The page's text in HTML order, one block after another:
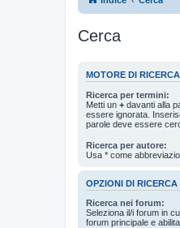
Cerca
MOTORE DI RICERCA
Ricerca per termini:
Metti un + davanti alla
essere ignorata.
parole deve essere
Ricerca per autore:
Usa * come
OPZIONI DI RICERCA
Ricerca nei forum:
Seleziona il/i forum in
forum principale e